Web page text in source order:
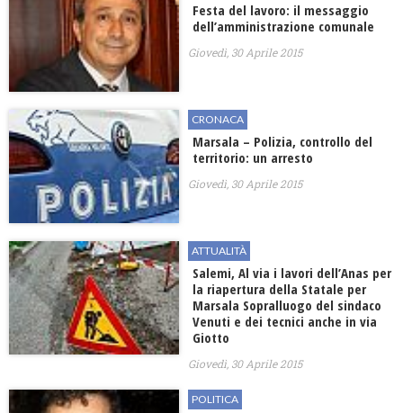
Festa del lavoro: il messaggio
dell’amministrazione comunale
Giovedì, 30 Aprile 2015
CRONACA
Marsala – Polizia, controllo del
territorio: un arresto
Giovedì, 30 Aprile 2015
ATTUALITÀ
Salemi, Al via i lavori dell’Anas per
la riapertura della Statale per
Marsala Sopralluogo del sindaco
Venuti e dei tecnici anche in via
Giotto
Giovedì, 30 Aprile 2015
POLITICA